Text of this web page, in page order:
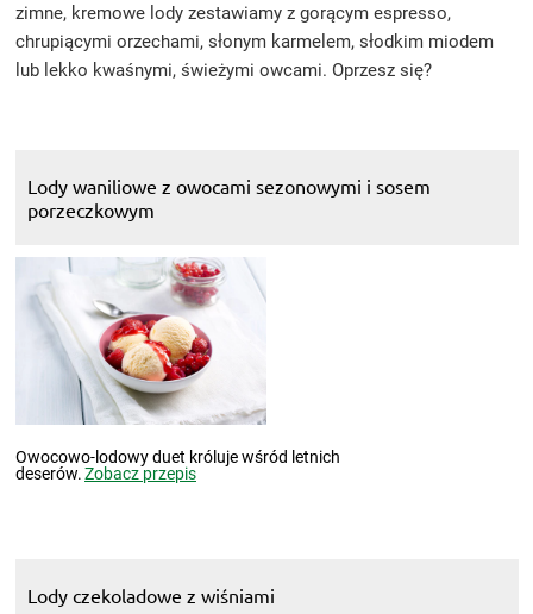
zimne, kremowe lody zestawiamy z gorącym espresso,
chrupiącymi orzechami, słonym karmelem, słodkim miodem
lub lekko kwaśnymi, świeżymi owcami. Oprzesz się?
Lody waniliowe z owocami sezonowymi i sosem
porzeczkowym
Owocowo-lodowy duet króluje wśród letnich
deserów.Zobacz przepis
Lody czekoladowe z wiśniami